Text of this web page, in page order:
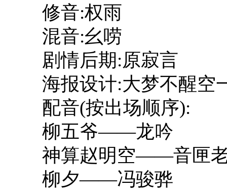
修音:权雨
混音:幺唠
剧情后期:原寂言
海报设计:大梦不醒空
配音(按出场顺序):
柳五爷——龙吟
神算赵明空——音匣
柳夕——冯骏骅